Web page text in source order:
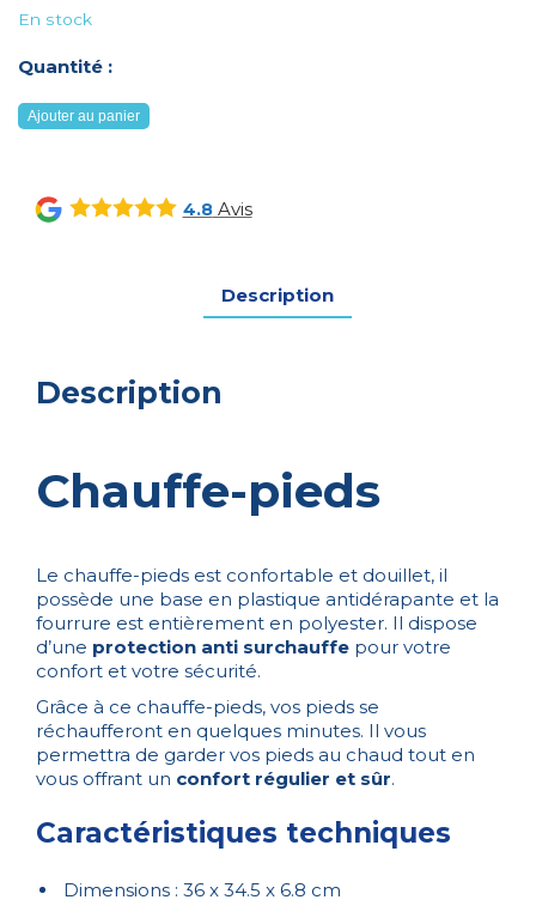
En stock
Quantité :
deAjouter au panier
4.8Avis
Description
Description
Chauffe-pieds
Le chauffe-pieds est confortable et douillet, il
possède une base en plastique antidérapante et la
fourrure est entièrement en polyester. Il dispose
d’une protection anti surchauffe pour votre
confort et votre sécurité.
Grâce à ce chauffe-pieds, vos pieds se
réchaufferont en quelques minutes. Il vous
permettra de garder vos pieds au chaud tout en
vous offrant un confort régulier et sûr.
Caractéristiques techniques
Dimensions : 36 x 34.5 x 6.8 cm